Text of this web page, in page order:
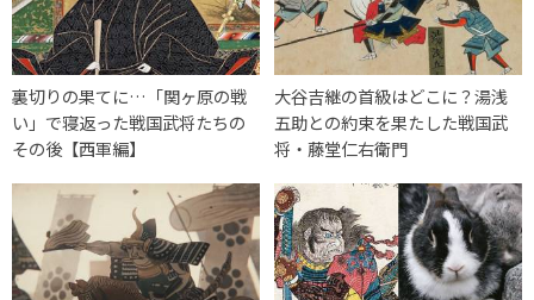
裏切りの果てに…「関ヶ原の戦
い」で寝返った戦国武将たちの
その後【西軍編】
大谷吉継の首級はどこに？湯浅
五助との約束を果たした戦国武
将・藤堂仁右衛門